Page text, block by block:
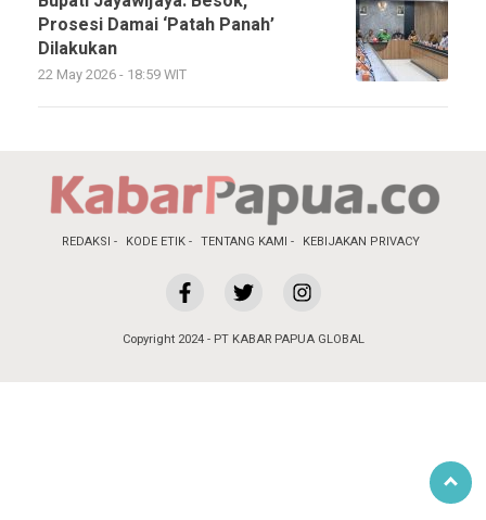
Prosesi Damai ‘Patah Panah’
Dilakukan
22 May 2026 - 18:59 WIT
REDAKSI KODE ETIK TENTANG KAMI KEBIJAKAN PRIVACY
Copyright 2024 - PT KABAR PAPUA GLOBAL